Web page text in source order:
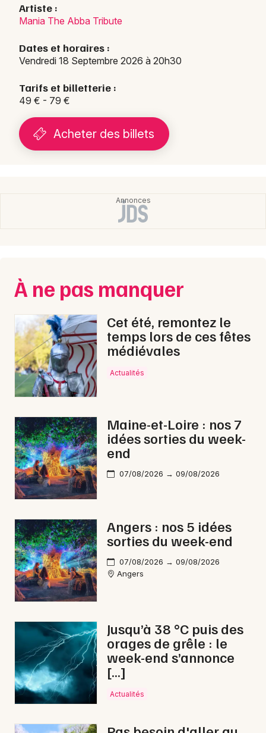
Artiste :
Mania The Abba Tribute
Dates et horaires :
Vendredi 18 Septembre 2026 à 20h30
Tarifs et billetterie :
49 € - 79 €
Acheter des billets
À ne pas manquer
Cet été, remontez le
temps lors de ces fêtes
médiévales
Actualités
Maine-et-Loire : nos 7
idées sorties du week-
end
07/08/2026 → 09/08/2026
Angers : nos 5 idées
sorties du week-end
07/08/2026 → 09/08/2026
Angers
Jusqu’à 38 °C puis des
orages de grêle : le
week-end s’annonce
[…]
Actualités